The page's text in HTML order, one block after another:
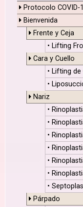
Protocolo COVID-
Bienvenida
Frente y Ceja
• Lifting
Cara y Cuello
• Lifting
•
Nariz
•
•
•
•
•
•
•
Párpado